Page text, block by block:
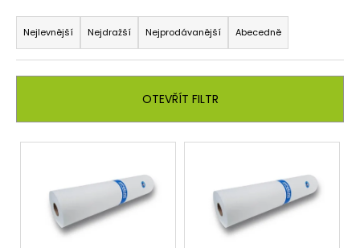
Ř
a
z
e
í
p
Nejlevnější Nejdražší Nejprodávanější Abecedně
OTEVŘÍT FILTR
V